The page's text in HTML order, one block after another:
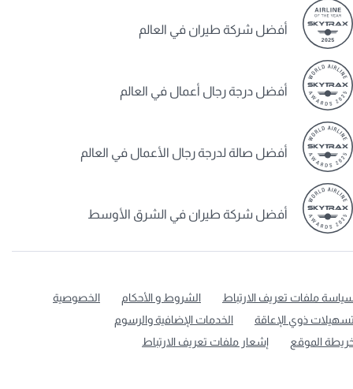
أفضل شركة طيران في العالم
أفضل درجة رجال أعمال في العالم
أفضل صالة لدرجة رجال الأعمال في العالم
أفضل شركة طيران في الشرق الأوسط
ملفات تعريف الارتباط الشروط و الأحكام
الخصوصية
ذوي الإعاقة
الخدمات الإضافية والرسوم
الموقع
إشعار ملفات تعريف الارتباط